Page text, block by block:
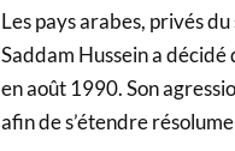
Les pays arabes, privés
Saddam Hussein a
en août 1990. Son
afin de s’étendre